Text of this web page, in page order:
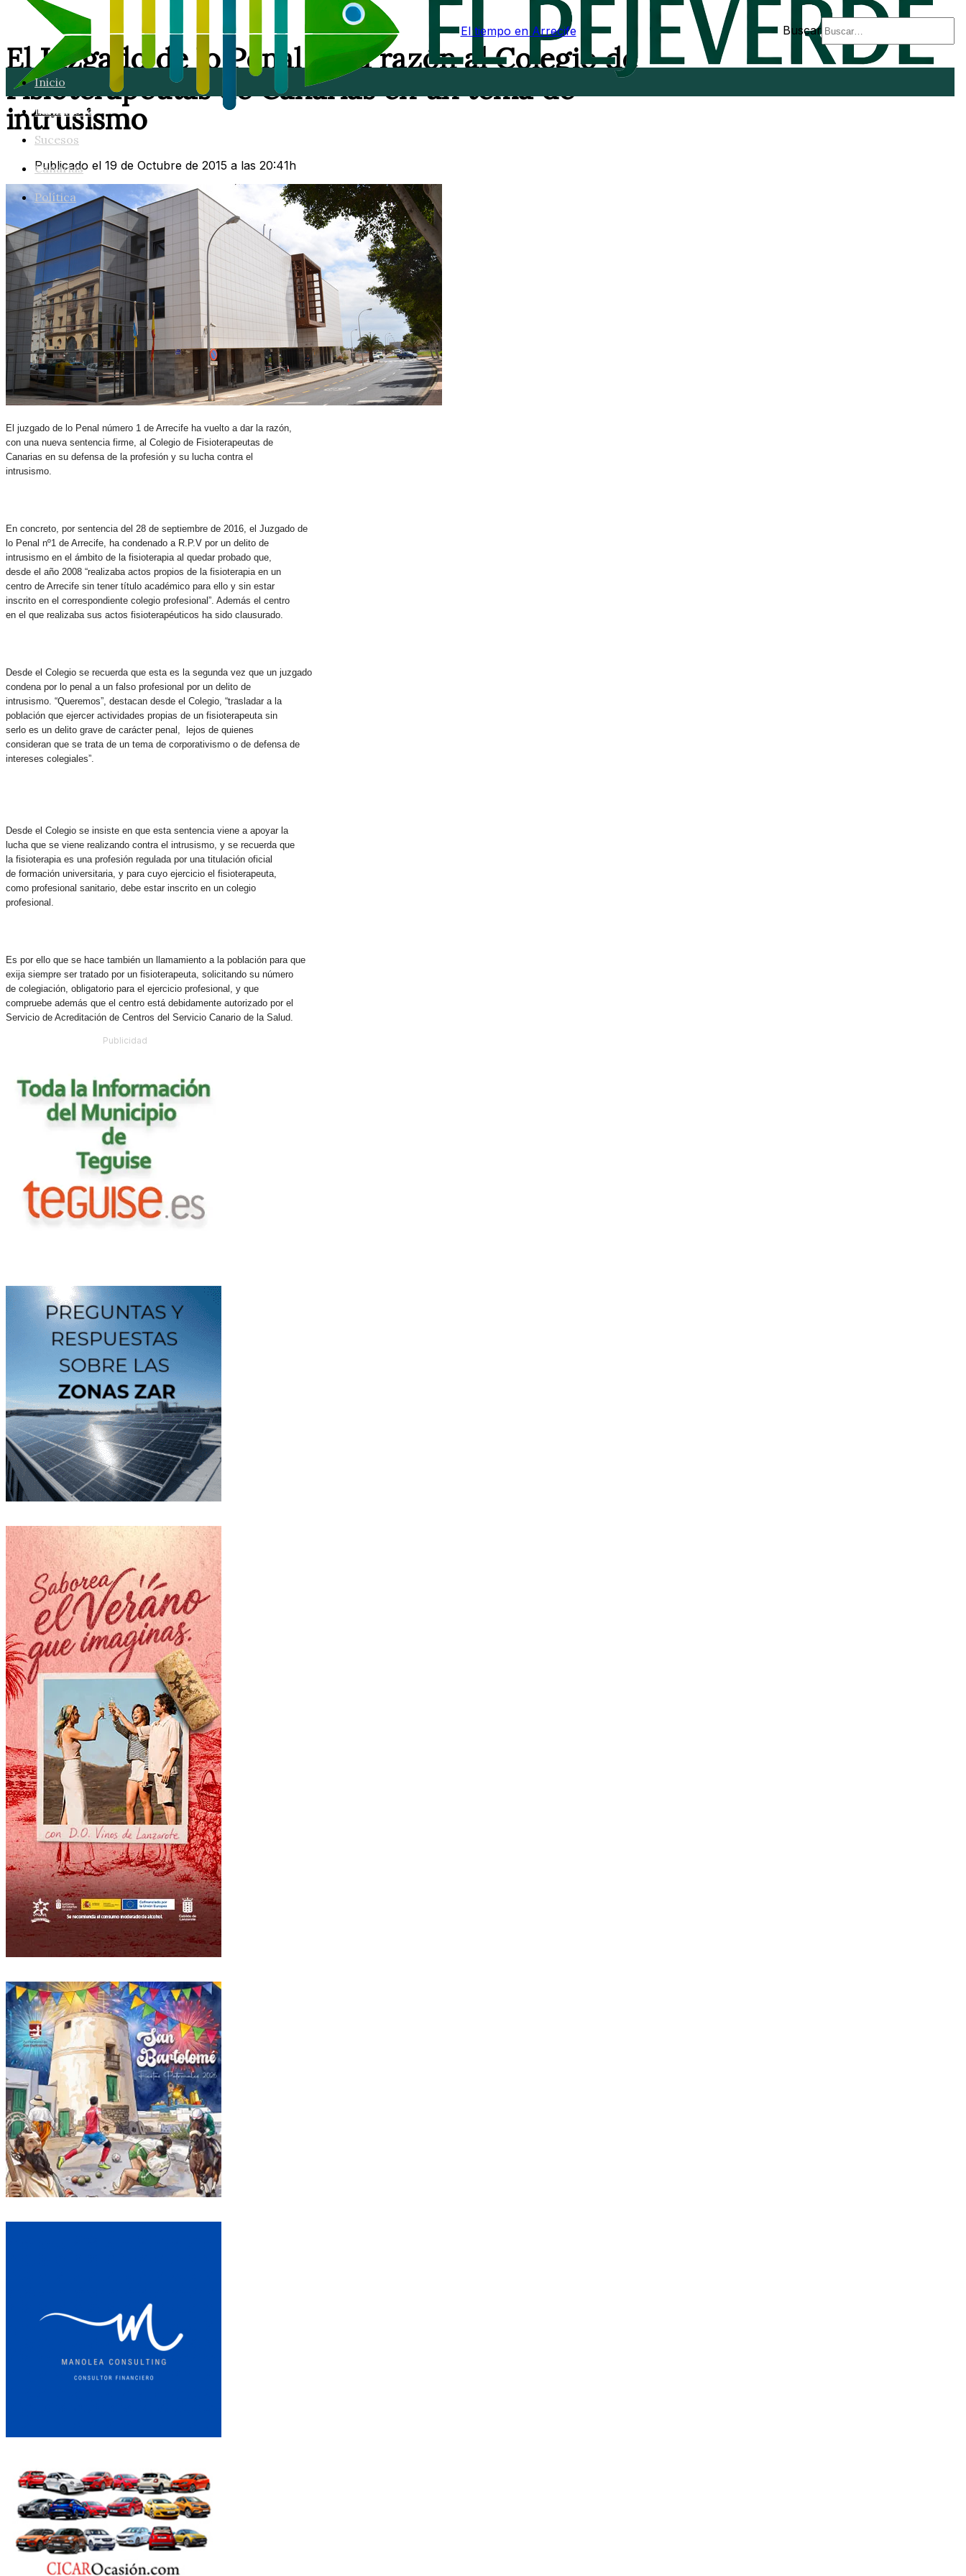
El tiempo en Arrecife Buscar
Inicio
Lanzarote
Sucesos
Canarias
Política
El Juzgado de lo Penal da la razón al Colegio de
Fisioterapeutas de Canarias en un tema de
intrusismo
Publicado el 19 de Octubre de 2015 a las 20:41h
El juzgado de lo Penal número 1 de Arrecife ha vuelto a dar la razón,
con una nueva sentencia firme, al Colegio de Fisioterapeutas de
Canarias en su defensa de la profesión y su lucha contra el
intrusismo.
En concreto, por sentencia del 28 de septiembre de 2016, el Juzgado de
lo Penal nº1 de Arrecife, ha condenado a R.P.V por un delito de
intrusismo en el ámbito de la fisioterapia al quedar probado que,
desde el año 2008 “realizaba actos propios de la fisioterapia en un
centro de Arrecife sin tener título académico para ello y sin estar
inscrito en el correspondiente colegio profesional”. Además el centro
en el que realizaba sus actos fisioterapéuticos ha sido clausurado.
Desde el Colegio se recuerda que esta es la segunda vez que un juzgado
condena por lo penal a un falso profesional por un delito de
intrusismo. “Queremos”, destacan desde el Colegio, “trasladar a la
población que ejercer actividades propias de un fisioterapeuta sin
serlo es un delito grave de carácter penal, lejos de quienes
consideran que se trata de un tema de corporativismo o de defensa de
intereses colegiales”.
Desde el Colegio se insiste en que esta sentencia viene a apoyar la
lucha que se viene realizando contra el intrusismo, y se recuerda que
la fisioterapia es una profesión regulada por una titulación oficial
de formación universitaria, y para cuyo ejercicio el fisioterapeuta,
como profesional sanitario, debe estar inscrito en un colegio
profesional.
Es por ello que se hace también un llamamiento a la población para que
exija siempre ser tratado por un fisioterapeuta, solicitando su número
de colegiación, obligatorio para el ejercicio profesional, y que
compruebe además que el centro está debidamente autorizado por el
Servicio de Acreditación de Centros del Servicio Canario de la Salud.
Publicidad